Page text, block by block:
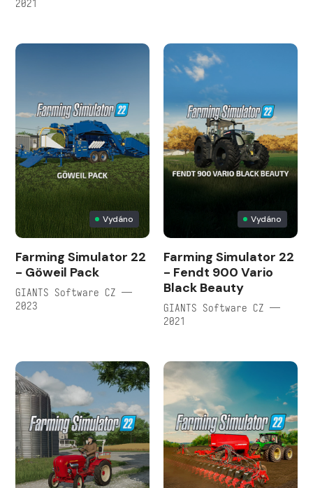
2021
Vydáno
Farming Simulator 22
- Göweil Pack
GIANTS Software CZ —
2023
Vydáno
Farming Simulator 22
- Fendt 900 Vario
Black Beauty
GIANTS Software CZ —
2021